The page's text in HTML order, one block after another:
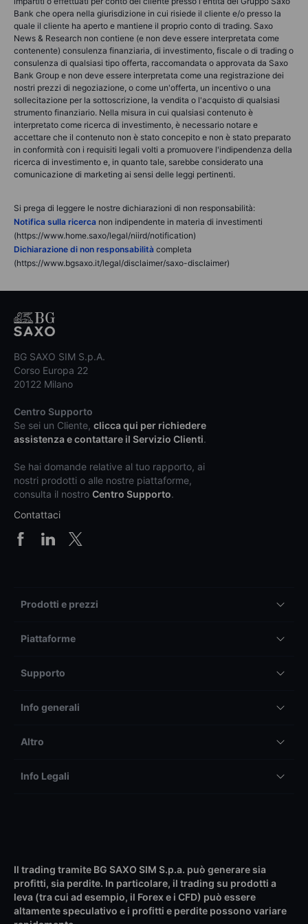
Bank che opera nella giurisdizione in cui risiede il cliente e/o presso la
quale il cliente ha aperto e mantiene il proprio conto di trading. Saxo
News & Research non contiene (e non deve essere interpretata come
contenente) consulenza finanziaria, di investimento, fiscale o di trading o
consulenza di qualsiasi tipo offerta, raccomandata o approvata da Saxo
Bank Group e non deve essere interpretata come una registrazione dei
nostri prezzi di negoziazione, o come un'offerta, un incentivo o una
sollecitazione per la sottoscrizione, la vendita o l'acquisto di qualsiasi
strumento finanziario. Nella misura in cui qualsiasi contenuto è
interpretato come ricerca di investimento, è necessario notare e
accettare che il contenuto non è stato concepito e non è stato preparato
in conformità con i requisiti legali volti a promuovere l'indipendenza della
ricerca di investimento e, in quanto tale, sarebbe considerato una
comunicazione di marketing ai sensi delle leggi pertinenti.
Si prega di leggere le nostre dichiarazioni di non responsabilità:
Notifica sulla ricerca non indipendente in materia di investimenti
(https://www.home.saxo/legal/niird/notification)
Dichiarazione di non responsabilità completa
(https://www.bgsaxo.it/legal/disclaimer/saxo-disclaimer)
BG SAXO SIM S.p.A.
Corso Europa 22
20122 Milano
Centro Supporto
Se sei un Cliente, clicca qui per richiedere
assistenza e contattare il Servizio Clienti.
Se hai domande relative al tuo rapporto, ai
nostri prodotti o alle nostre piattaforme,
consulta il nostro Centro Supporto.
Contattaci
Prodotti e prezzi
Piattaforme
Supporto
Info generali
Altro
Info Legali
Il trading tramite BG SAXO SIM S.p.a. può generare sia
profitti, sia perdite. In particolare, il trading su prodotti a
leva (tra cui ad esempio, il Forex e i CFD) può essere
altamente speculativo e i profitti e perdite possono variare